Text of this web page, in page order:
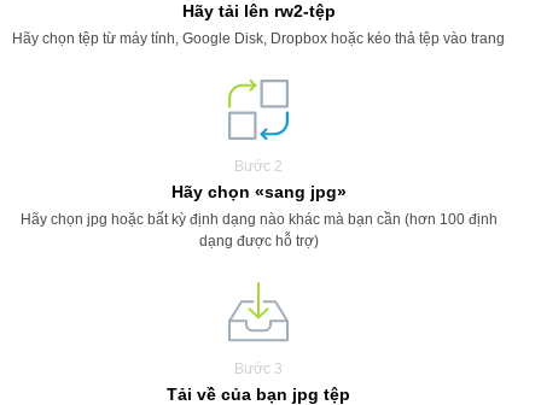
Hãy tải lên rw2-tệp
Hãy chọn tệp từ máy tính, Google Disk, Dropbox hoặc kéo thả tệp vào trang
Bước 2
Hãy chọn «sang jpg»
Hãy chọn jpg hoặc bất kỳ định dạng nào khác mà bạn cần (hơn 100 định
dạng được hỗ trợ)
Bước 3
Tải về của bạn jpg tệp